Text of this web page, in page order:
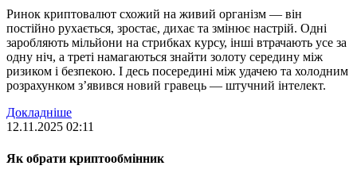
Ринок криптовалют схожий на живий організм — він
постійно рухається, зростає, дихає та змінює настрій. Одні
заробляють мільйони на стрибках курсу, інші втрачають усе за
одну ніч, а треті намагаються знайти золоту середину між
ризиком і безпекою. І десь посередині між удачею та холодним
розрахунком з’явився новий гравець — штучний інтелект.
Докладніше
12.11.2025 02:11
Як обрати криптообмінник